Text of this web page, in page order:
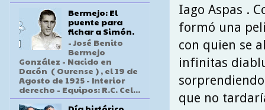
Iago Aspas .
formó una
con quien se
infinitas
que no
Bermejo: El
puente para
fichar a Simón.
- José Benito
Bermejo
González - Nacido en
Dacón ( Ourense ) , el 19 de
Agosto de 1925 - Interior
derecho - Equipos: R.C. Cel...